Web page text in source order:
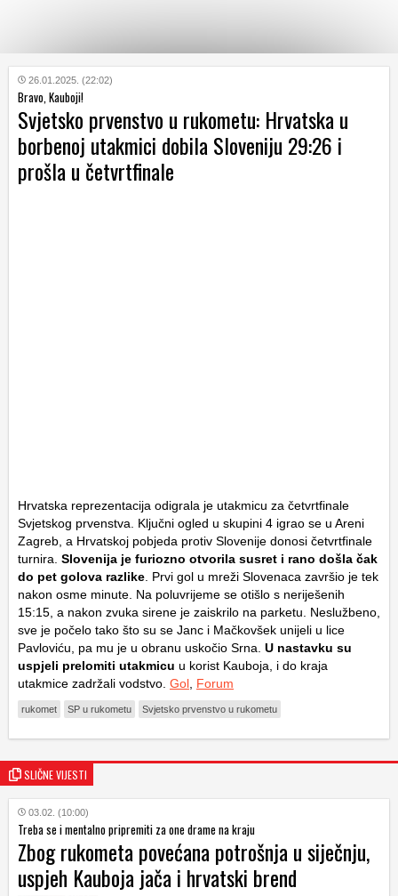
KATEGORIJE
HRVATSKI
WEB
26.01.2025. (22:02)
Bravo, Kauboji!
Svjetsko prvenstvo u rukometu: Hrvatska u
borbenoj utakmici dobila Sloveniju 29:26 i
prošla u četvrtfinale
Hrvatska reprezentacija odigrala je utakmicu za četvrtfinale
Svjetskog prvenstva. Ključni ogled u skupini 4 igrao se u Areni
Zagreb, a Hrvatskoj pobjeda protiv Slovenije donosi četvrtfinale
turnira. Slovenija je furiozno otvorila susret i rano došla čak
do pet golova razlike . Prvi gol u mreži Slovenaca završio je tek
nakon osme minute. Na poluvrijeme se otišlo s neriješenih
15:15, a nakon zvuka sirene je zaiskrilo na parketu. Neslužbeno,
sve je počelo tako što su se Janc i Mačkovšek unijeli u lice
Pavloviću, pa mu je u obranu uskočio Srna. U nastavku su
uspjeli prelomiti utakmicu u korist Kauboja, i do kraja
utakmice zadržali vodstvo. Gol Forum
rukomet SP u rukometu Svjetsko prvenstvo u rukometu
SLIČNE VIJESTI
03.02. (10:00)
Treba se i mentalno pripremiti za one drame na kraju
Zbog rukometa povećana potrošnja u siječnju,
uspjeh Kauboja jača i hrvatski brend